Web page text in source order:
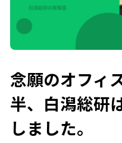
念願のオフィ
半、白潟総研
しました。